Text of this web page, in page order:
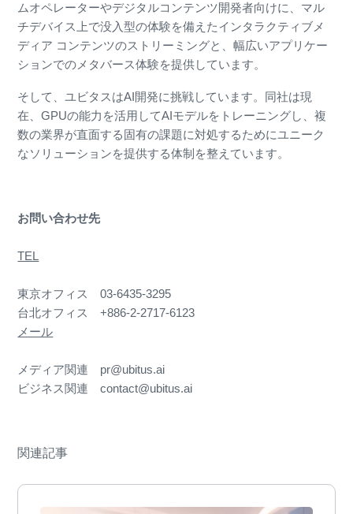
ムオペレーターやデジタルコンテンツ開発者向けに、マル
チデバイス上で没入型の体験を備えたインタラクティブメ
ディア コンテンツのストリーミングと、幅広いアプリケー
ションでのメタバース体験を提供しています。
そして、ユビタスはAI開発に挑戦しています。同社は現
在、GPUの能力を活用してAIモデルをトレーニングし、複
数の業界が直面する固有の課題に対処するためにユニーク
なソリューションを提供する体制を整えています。
お問い合わせ先
TEL
東京オフィス 03-6435-3295
台北オフィス +886-2-2717-6123
メール
メディア関連 pr@ubitus.ai
ビジネス関連 contact@ubitus.ai
関連記事